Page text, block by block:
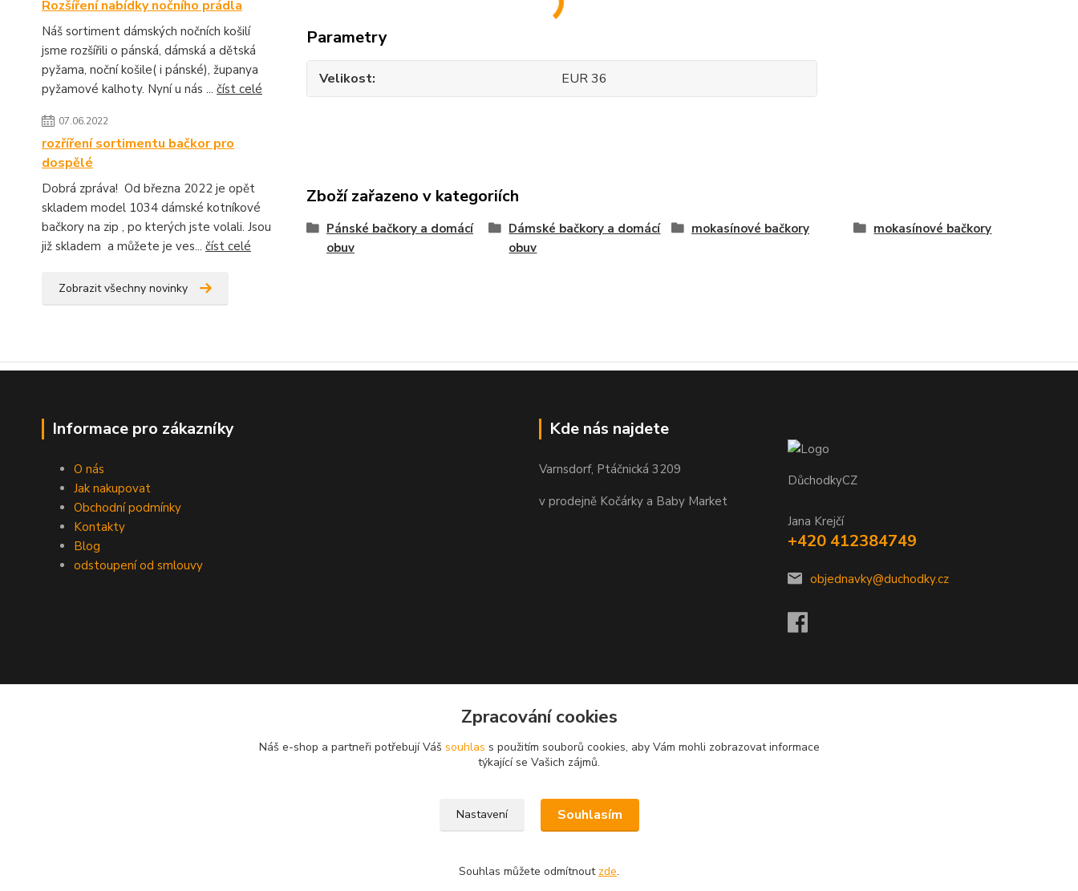
Rozšíření nabídky nočního prádla
Náš sortiment dámských nočních košilí
jsme rozšířili o pánská, dámská a dětská
pyžama, noční košile( i pánské), županya
pyžamové kalhoty. Nyní u nás ... číst celé
07.06.2022
rozříření sortimentu bačkor pro
dospělé
Dobrá zpráva! Od března 2022 je opět
skladem model 1034 dámské kotníkové
bačkory na zip , po kterých jste volali. Jsou
již skladem a můžete je ves... číst celé
Zobrazit všechny novinky
Parametry
Velikost EUR 36
Zboží zařazeno v kategoriích
Pánské bačkory a domácí
obuv
Dámské bačkory a domácí
obuv
mokasínové bačkory mokasínové bačkory
Informace pro zákazníky
O nás
Jak nakupovat
Obchodní podmínky
Kontakty
Blog
odstoupení od smlouvy
Kde nás najdete
Varnsdorf, Ptáčnická 3209
v prodejně Kočárky a Baby Market
DůchodkyCZ
Jana Krejčí
+420 412384749
objednavky@duchodky.cz
Zpracování cookies
Náš e-shop a partneři potřebují Váš souhlas s použitím souborů cookies, aby Vám mohli zobrazovat informace
týkající se Vašich zájmů.
Nastavení Souhlasím
Souhlas můžete odmítnout zde.